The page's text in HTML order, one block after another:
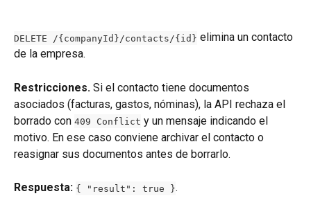
DELETE /{companyId}/contacts/{id} elimina un contacto
de la empresa.
Restricciones. Si el contacto tiene documentos
asociados (facturas, gastos, nóminas), la API rechaza el
borrado con 409 Conflict y un mensaje indicando el
motivo. En ese caso conviene archivar el contacto o
reasignar sus documentos antes de borrarlo.
Respuesta: { "result": true }.